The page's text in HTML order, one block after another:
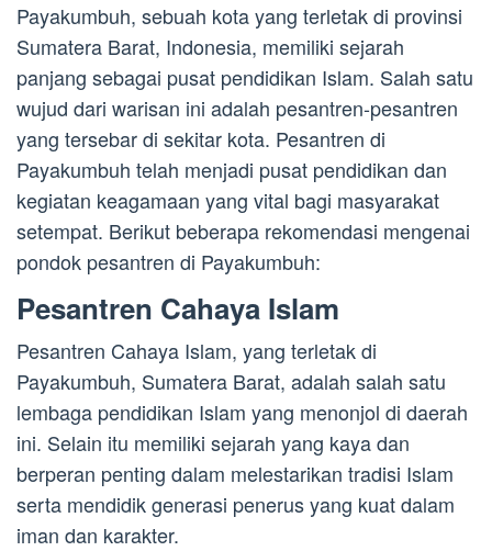
Payakumbuh, sebuah kota yang terletak di provinsi
Sumatera Barat, Indonesia, memiliki sejarah
panjang sebagai pusat pendidikan Islam. Salah satu
wujud dari warisan ini adalah pesantren-pesantren
yang tersebar di sekitar kota. Pesantren di
Payakumbuh telah menjadi pusat pendidikan dan
kegiatan keagamaan yang vital bagi masyarakat
setempat. Berikut beberapa rekomendasi mengenai
pondok pesantren di Payakumbuh:
Pesantren Cahaya Islam
Pesantren Cahaya Islam, yang terletak di
Payakumbuh, Sumatera Barat, adalah salah satu
lembaga pendidikan Islam yang menonjol di daerah
ini. Selain itu memiliki sejarah yang kaya dan
berperan penting dalam melestarikan tradisi Islam
serta mendidik generasi penerus yang kuat dalam
iman dan karakter.